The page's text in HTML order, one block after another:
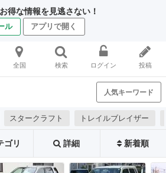
得な情報を見逃さない！
ル アプリで開く
全国 検索 ログイン 投稿
人気キーワード
スタークラフト トレイルブレイザー
ゴリ 詳細 新着順